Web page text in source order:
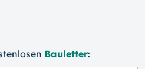
Bauletter: